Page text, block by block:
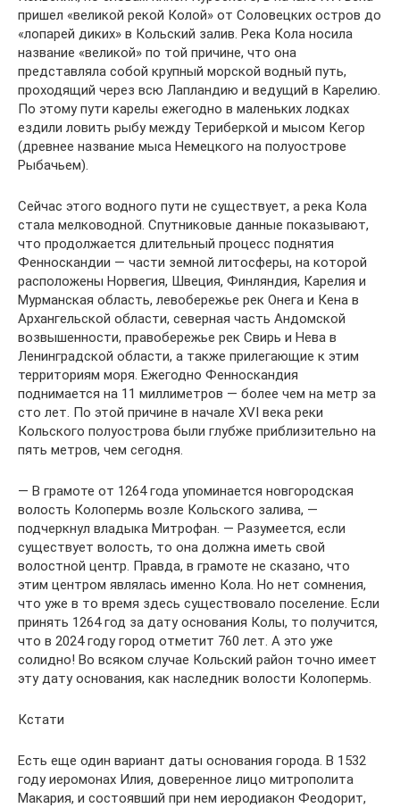
пришел «великой рекой Колой» от Соловецких остров до
«лопарей диких» в Кольский залив. Река Кола носила
название «великой» по той причине, что она
представляла собой крупный морской водный путь,
проходящий через всю Лапландию и ведущий в Карелию.
По этому пути карелы ежегодно в маленьких лодках
ездили ловить рыбу между Териберкой и мысом Кегор
(древнее название мыса Немецкого на полуострове
Рыбачьем).
Сейчас этого водного пути не существует, а река Кола
стала мелководной. Спутниковые данные показывают,
что продолжается длительный процесс поднятия
Фенноскандии — части земной литосферы, на которой
расположены Норвегия, Швеция, Финляндия, Карелия и
Мурманская область, левобережье рек Онега и Кена в
Архангельской области, северная часть Андомской
возвышенности, правобережье рек Свирь и Нева в
Ленинградской области, а также прилегающие к этим
территориям моря. Ежегодно Фенноскандия
поднимается на 11 миллиметров — более чем на метр за
сто лет. По этой причине в начале XVI века реки
Кольского полуострова были глубже приблизительно на
пять метров, чем сегодня.
— В грамоте от 1264 года упоминается новгородская
волость Колопермь возле Кольского залива, —
подчеркнул владыка Митрофан. — Разумеется, если
существует волость, то она должна иметь свой
волостной центр. Правда, в грамоте не сказано, что
этим центром являлась именно Кола. Но нет сомнения,
что уже в то время здесь существовало поселение. Если
принять 1264 год за дату основания Колы, то получится,
что в 2024 году город отметит 760 лет. А это уже
солидно! Во всяком случае Кольский район точно имеет
эту дату основания, как наследник волости Колопермь.
Кстати
Есть еще один вариант даты основания города. В 1532
году иеромонах Илия, доверенное лицо митрополита
Макария, и состоявший при нем иеродиакон Феодорит,